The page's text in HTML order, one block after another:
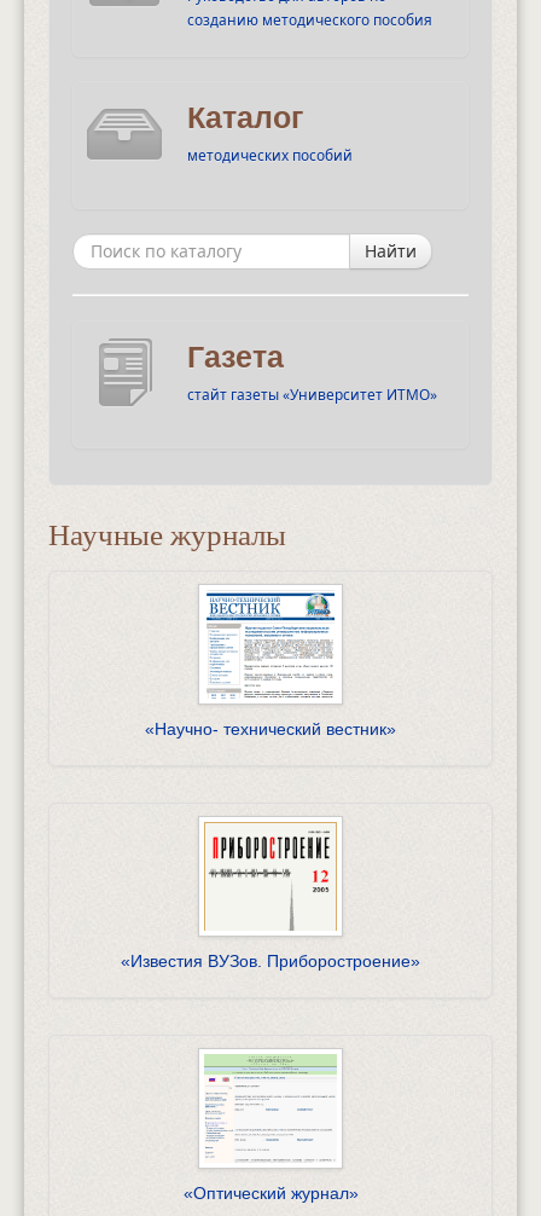
созданию методического пособия
Каталог
методических пособий
Найти
Газета
стайт газеты «Университет ИТМО»
Научные журналы
«Научно- технический вестник»
«Известия ВУЗов. Приборостроение»
«Оптический журнал»